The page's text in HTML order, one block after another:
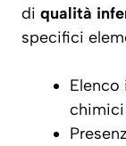
di qualità
specifici
chimici